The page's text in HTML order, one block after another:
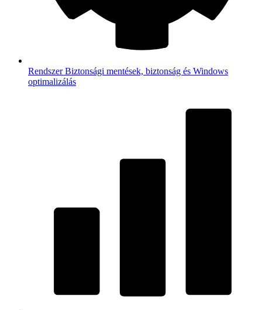
RendszerBiztonsági mentések, biztonság és Windows
optimalizálás